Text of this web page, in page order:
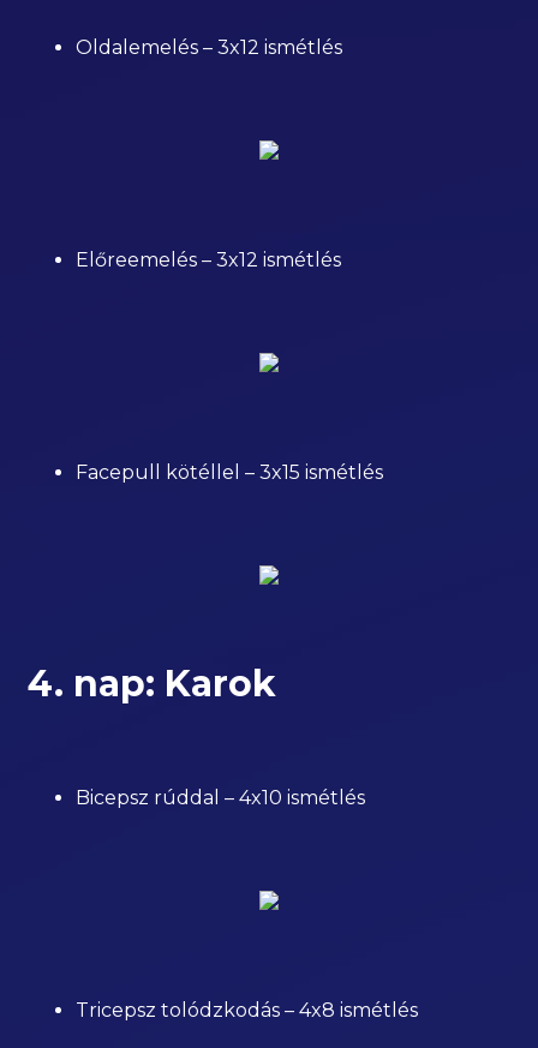
Oldalemelés – 3x12 ismétlés
Előreemelés – 3x12 ismétlés
Facepull kötéllel – 3x15 ismétlés
4. nap: Karok
Bicepsz rúddal – 4x10 ismétlés
Tricepsz tolódzkodás – 4x8 ismétlés